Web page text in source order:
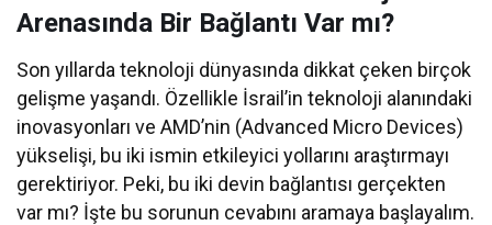
Arenasında Bir Bağlantı Var mı?
Son yıllarda teknoloji dünyasında dikkat çeken birçok
gelişme yaşandı. Özellikle İsrail’in teknoloji alanındaki
inovasyonları ve AMD’nin (Advanced Micro Devices)
yükselişi, bu iki ismin etkileyici yollarını araştırmayı
gerektiriyor. Peki, bu iki devin bağlantısı gerçekten
var mı? İşte bu sorunun cevabını aramaya başlayalım.